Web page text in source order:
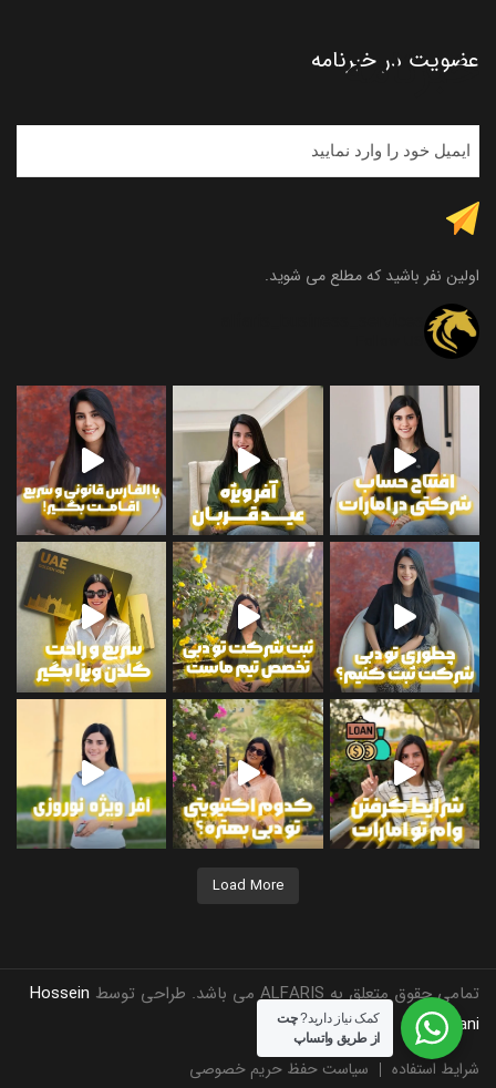
عضویت در خبرنامه
خبرنامه
اولین نفر باشید که مطلع می شوید.
اطلاعات بیشتر
Load More
تمامی حقوق متعلق به ALFARIS می باشد. طراحی توسط
Hossein
Kamrani
شرایط استفاده سیاست حفظ حریم خصوصی
کمک نیاز دارید?چت
از طریق واتساپ